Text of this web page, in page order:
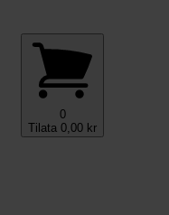
0
Tilata 0,00 kr